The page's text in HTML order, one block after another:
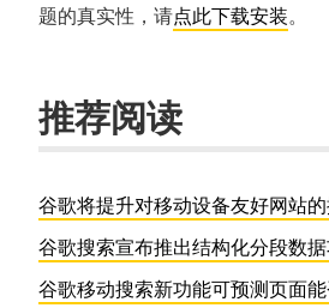
题的真实性，请点此下载安装。
推荐阅读
谷歌将提升对移动设备友好网站
谷歌搜索宣布推出结构化分段数
谷歌移动搜索新功能可预测页面